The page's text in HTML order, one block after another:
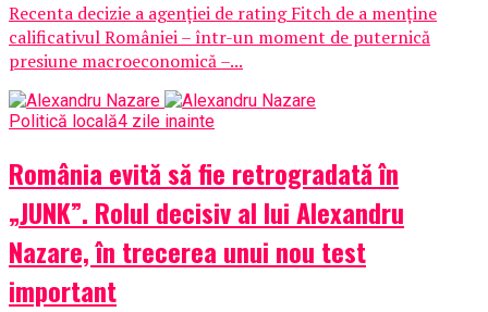
Recenta decizie a agenției de rating Fitch de a menține
calificativul României – într-un moment de puternică
presiune macroeconomică –...
Politică locală4 zile inainte
România evită să fie retrogradată în
„JUNK”. Rolul decisiv al lui Alexandru
Nazare, în trecerea unui nou test
important